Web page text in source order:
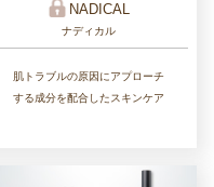
NADICAL
ナディカル
肌トラブルの原因にアプローチ
する成分を配合したスキンケア